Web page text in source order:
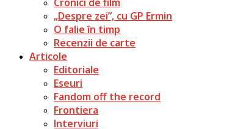
„Despre zei”, cu GP Ermin
O falie în timp
Recenzii de carte
Articole
Editoriale
Eseuri
Fandom off the record
Frontiera
Interviuri